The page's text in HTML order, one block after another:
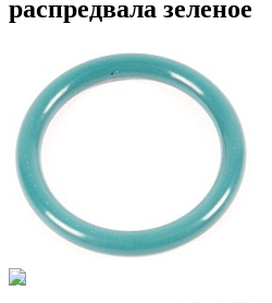
распредвала зеленое